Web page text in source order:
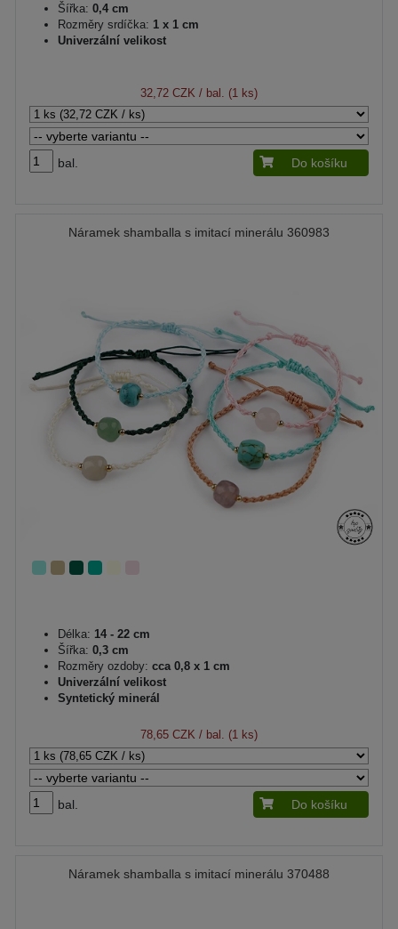
Šířka: 0,4 cm
Rozměry srdíčka: 1 x 1 cm
Univerzální velikost
32,72 CZK / bal. (1 ks)
bal. Do košíku
Náramek shamballa s imitací minerálu 360983
Délka: 14 - 22 cm
Šířka: 0,3 cm
Rozměry ozdoby: cca 0,8 x 1 cm
Univerzální velikost
Syntetický minerál
78,65 CZK / bal. (1 ks)
bal. Do košíku
Náramek shamballa s imitací minerálu 370488